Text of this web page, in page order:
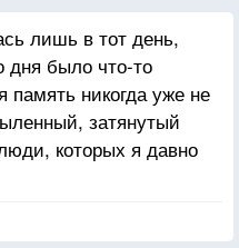
лишь в тот день,
дня было что-то
память никогда уже не
затянутый
которых я давно